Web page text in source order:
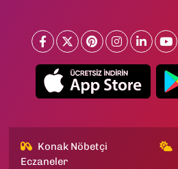
Konak Nöbetçi
Eczaneler